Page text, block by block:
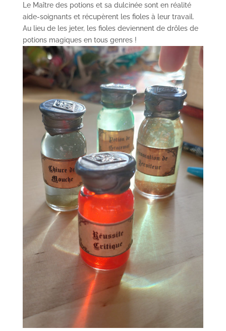
Le Maître des potions et sa dulcinée sont en réalité
aide-soignants et récupèrent les fioles à leur travail.
Au lieu de les jeter, les fioles deviennent de drôles de
potions magiques en tous genres !